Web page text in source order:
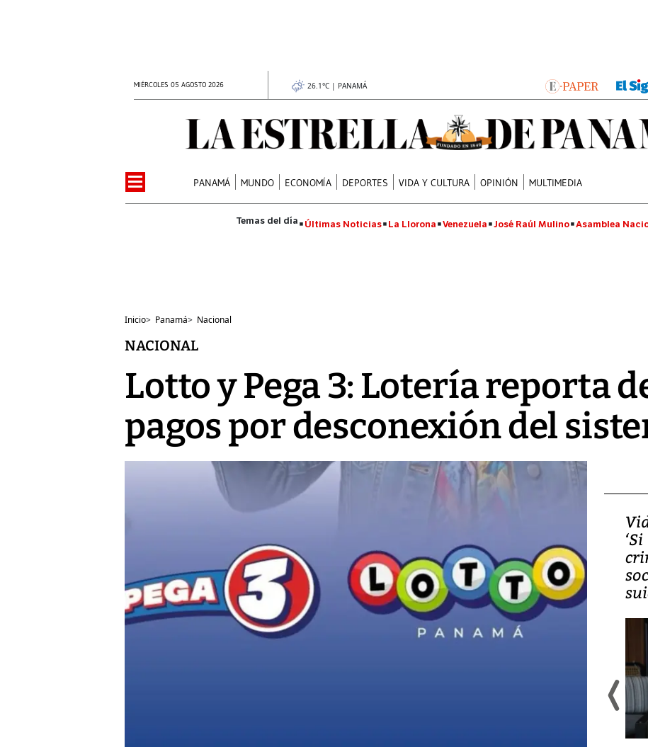
MIÉRCOLES 05 AGOSTO 2026 26.1°C | PANAMÁ
PANAMÁ MUNDO ECONOMÍA DEPORTES VIDA Y CULTURA OPINIÓN MULTIMEDIA
Últimas Noticias La Llorona Venezuela José Raúl Mulino Asamblea
Inicio> Panamá> Nacional
NACIONAL
Lotto y Pega 3: Lotería reporta
pagos por desconexión del
deja heridos y graves
daños en Kumamoto